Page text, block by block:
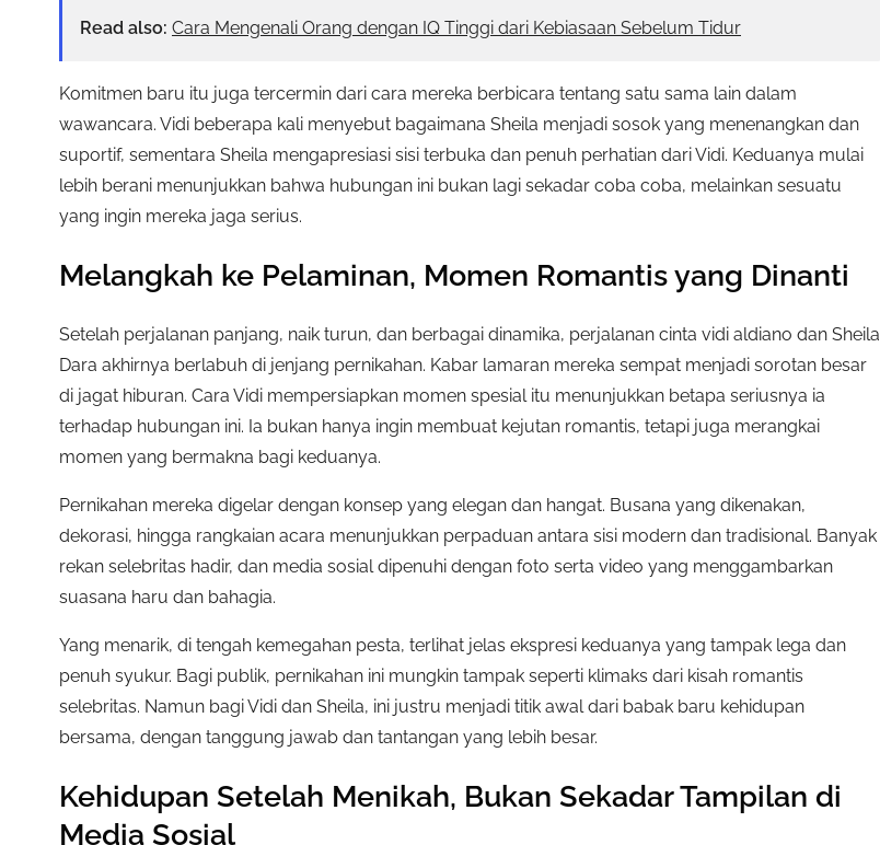
Read also: Cara Mengenali Orang dengan IQ Tinggi dari Kebiasaan Sebelum Tidur
Komitmen baru itu juga tercermin dari cara mereka berbicara tentang satu sama lain dalam
wawancara. Vidi beberapa kali menyebut bagaimana Sheila menjadi sosok yang menenangkan dan
suportif, sementara Sheila mengapresiasi sisi terbuka dan penuh perhatian dari Vidi. Keduanya mulai
lebih berani menunjukkan bahwa hubungan ini bukan lagi sekadar coba coba, melainkan sesuatu
yang ingin mereka jaga serius.
Melangkah ke Pelaminan, Momen Romantis yang Dinanti
Setelah perjalanan panjang, naik turun, dan berbagai dinamika, perjalanan cinta vidi aldiano dan Sheila
Dara akhirnya berlabuh di jenjang pernikahan. Kabar lamaran mereka sempat menjadi sorotan besar
di jagat hiburan. Cara Vidi mempersiapkan momen spesial itu menunjukkan betapa seriusnya ia
terhadap hubungan ini. Ia bukan hanya ingin membuat kejutan romantis, tetapi juga merangkai
momen yang bermakna bagi keduanya.
Pernikahan mereka digelar dengan konsep yang elegan dan hangat. Busana yang dikenakan,
dekorasi, hingga rangkaian acara menunjukkan perpaduan antara sisi modern dan tradisional. Banyak
rekan selebritas hadir, dan media sosial dipenuhi dengan foto serta video yang menggambarkan
suasana haru dan bahagia.
Yang menarik, di tengah kemegahan pesta, terlihat jelas ekspresi keduanya yang tampak lega dan
penuh syukur. Bagi publik, pernikahan ini mungkin tampak seperti klimaks dari kisah romantis
selebritas. Namun bagi Vidi dan Sheila, ini justru menjadi titik awal dari babak baru kehidupan
bersama, dengan tanggung jawab dan tantangan yang lebih besar.
Kehidupan Setelah Menikah, Bukan Sekadar Tampilan di
Media Sosial